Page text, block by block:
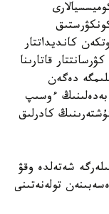
كانديداتتار
قاتارىنا
دەگەن
ءوسىپ
كادرلىق
شەتەلدە وقۋ
تولەنەتىنى